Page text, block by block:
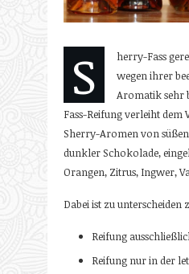
S
herry-Fass
wegen ihrer
Aromatik sehr
Fass-Reifung verleiht dem
Sherry-Aromen von
dunkler Schokolade,
Orangen, Zitrus, Ingwer,
Dabei ist zu unterscheiden
Reifung
Reifung nur in der